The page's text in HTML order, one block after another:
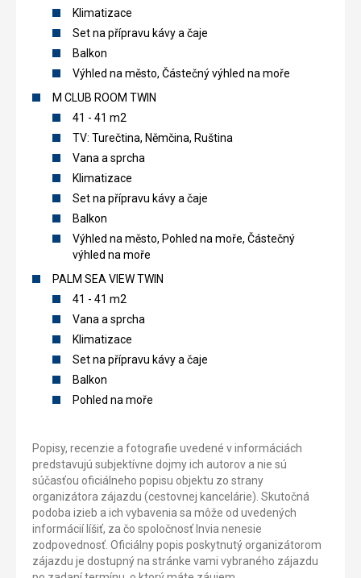
Klimatizace
Set na přípravu kávy a čaje
Balkon
Výhled na město, Částečný výhled na moře
M CLUB ROOM TWIN
41 - 41 m2
TV: Turečtina, Němčina, Ruština
Vana a sprcha
Klimatizace
Set na přípravu kávy a čaje
Balkon
Výhled na město, Pohled na moře, Částečný
výhled na moře
PALM SEA VIEW TWIN
41 - 41 m2
Vana a sprcha
Klimatizace
Set na přípravu kávy a čaje
Balkon
Pohled na moře
Popisy, recenzie a fotografie uvedené v informáciách
predstavujú subjektívne dojmy ich autorov a nie sú
súčasťou oficiálneho popisu objektu zo strany
organizátora zájazdu (cestovnej kancelárie). Skutočná
podoba izieb a ich vybavenia sa môže od uvedených
informácií líšiť, za čo spoločnosť Invia nenesie
zodpovednosť. Oficiálny popis poskytnutý organizátorom
zájazdu je dostupný na stránke vami vybraného zájazdu